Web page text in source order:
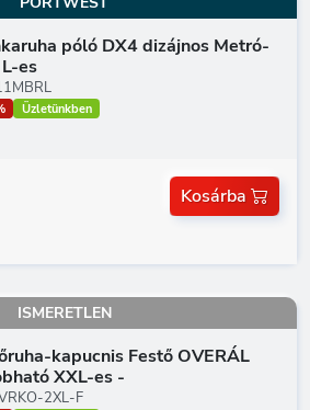
póló DX4 dizájnos Metró-
es
Üzletünkben
Kosárba
ISMERETLEN
kapucnis Festő OVERÁL
XXL-es -
2XL-F